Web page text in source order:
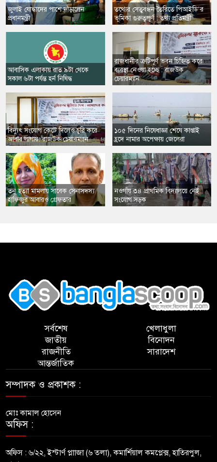
জুলাই যোদ্ধাদের পাশে দাঁড়ালেন
প্রধানমন্ত্রী
আবাসিক এলাকায় রাত ৯টা থেকে
সকাল ৬টা পর্যন্ত হর্ন নিষিদ্ধ
বিদ্যুৎ সংযোগ কেটে দিলেও চুরি করে
আবার লাগায়: রাজউক চেয়ারম্যান
তনু হত্যা মামলায় সাবেক সেনাসদস্য
হাফিজুর আবারও গ্রেফতার
তথ্যের সেতুবন্ধন তৈরিতে পিআইডি’র
ভূমিকা গুরুত্বপূর্ণ : তথ্য প্রতিমন্ত্রী
রাজধানীর ত্রুটিপূর্ণ ভবন চিহ্নিত করে
ব্যবস্থা নেওয়া হচ্ছে : রাজউক
চেয়ারম্যান
১০৫ দিনের নিষেধাজ্ঞা শেষে কাপ্তাই
হ্রদে নামার অপেক্ষায় জেলেরা
নওগাঁয় ৩৪ প্রাথমিক বিদ্যালয়ে নেই
সংযোগ সড়ক
সর্বশেষ
জাতীয়
রাজনীতি
আন্তর্জাতিক
খেলাধুলা
বিনোদন
সারাদেশ
সম্পাদক ও প্রকাশক :
মোঃ কামাল হোসেন
অফিস :
অফিস : ৬/২২, ইস্টার্ণ প্লাাজা (৬ তলা), কমার্শিয়াল কমপ্লেক্স, হাতিরপুল,